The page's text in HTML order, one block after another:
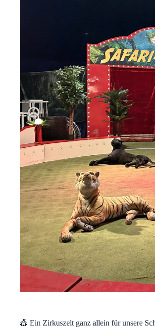
🎪 Ein Zirkuszelt ganz allein für unsere